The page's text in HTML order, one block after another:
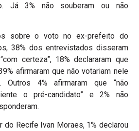
Já 3% não souberam ou não
sobre o voto no ex-prefeito do
38% dos entrevistados disseram
certeza”, 18% declararam que
afirmaram que não votariam nele
Outros 4% afirmaram que “não
o pré-candidato” e 2% não
do Recife Ivan Moraes, 1% declarou